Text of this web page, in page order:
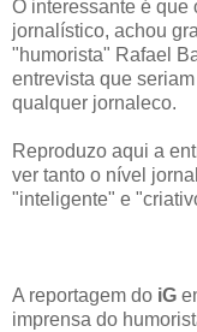
O interessante é que
jornalístico, achou
"humorista" Rafael
entrevista que
qualquer jornaleco.
Reproduzo aqui a
ver tanto o nível
"inteligente" e
A reportagem do iG
imprensa do